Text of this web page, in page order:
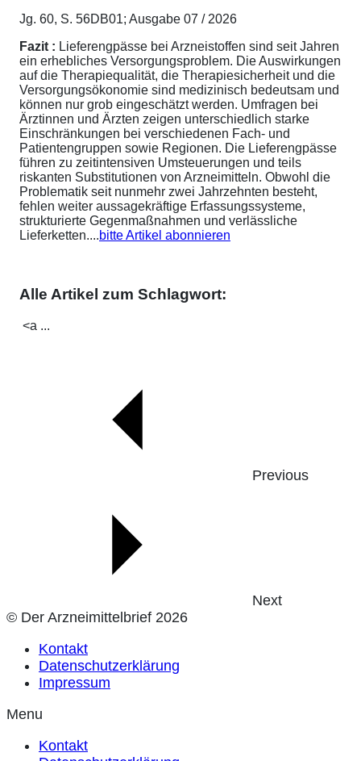
Jg. 60, S. 56DB01; Ausgabe 07 / 2026
Fazit : Lieferengpässe bei Arzneistoffen sind seit Jahren
ein erhebliches Versorgungsproblem. Die Auswirkungen
auf die Therapiequalität, die Therapiesicherheit und die
Versorgungsökonomie sind medizinisch bedeutsam und
können nur grob eingeschätzt werden. Umfragen bei
Ärztinnen und Ärzten zeigen unterschiedlich starke
Einschränkungen bei verschiedenen Fach- und
Patientengruppen sowie Regionen. Die Lieferengpässe
führen zu zeitintensiven Umsteuerungen und teils
riskanten Substitutionen von Arzneimitteln. Obwohl die
Problematik seit nunmehr zwei Jahrzehnten besteht,
fehlen weiter aussagekräftige Erfassungssysteme,
strukturierte Gegenmaßnahmen und verlässliche
Lieferketten....bitte Artikel abonnieren
Alle Artikel zum Schlagwort:
<a ...
Previous
Next
© Der Arzneimittelbrief 2026
Kontakt
Datenschutzerklärung
Impressum
Menu
Kontakt